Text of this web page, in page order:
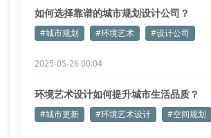
如何选择靠谱的城市规划设计公司？
#城市规划 #环境艺术 #设计公司
2025-05-26 00:04
环境艺术设计如何提升城市生活品质？
#城市更新 #环境艺术设计 #空间规划